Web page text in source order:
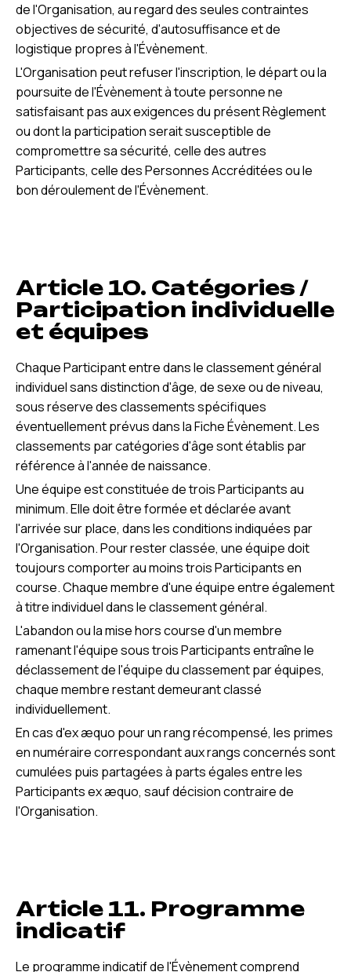
de l'Organisation, au regard des seules contraintes
objectives de sécurité, d'autosuffisance et de
logistique propres à l'Évènement.
L'Organisation peut refuser l'inscription, le départ ou la
poursuite de l'Évènement à toute personne ne
satisfaisant pas aux exigences du présent Règlement
ou dont la participation serait susceptible de
compromettre sa sécurité, celle des autres
Participants, celle des Personnes Accréditées ou le
bon déroulement de l'Évènement.
Article 10. Catégories /
Participation individuelle
et équipes
Chaque Participant entre dans le classement général
individuel sans distinction d'âge, de sexe ou de niveau,
sous réserve des classements spécifiques
éventuellement prévus dans la Fiche Évènement. Les
classements par catégories d'âge sont établis par
référence à l'année de naissance.
Une équipe est constituée de trois Participants au
minimum. Elle doit être formée et déclarée avant
l'arrivée sur place, dans les conditions indiquées par
l'Organisation. Pour rester classée, une équipe doit
toujours comporter au moins trois Participants en
course. Chaque membre d'une équipe entre également
à titre individuel dans le classement général.
L'abandon ou la mise hors course d'un membre
ramenant l'équipe sous trois Participants entraîne le
déclassement de l'équipe du classement par équipes,
chaque membre restant demeurant classé
individuellement.
En cas d'ex æquo pour un rang récompensé, les primes
en numéraire correspondant aux rangs concernés sont
cumulées puis partagées à parts égales entre les
Participants ex æquo, sauf décision contraire de
l'Organisation.
Article 11. Programme
indicatif
Le programme indicatif de l'Évènement comprend